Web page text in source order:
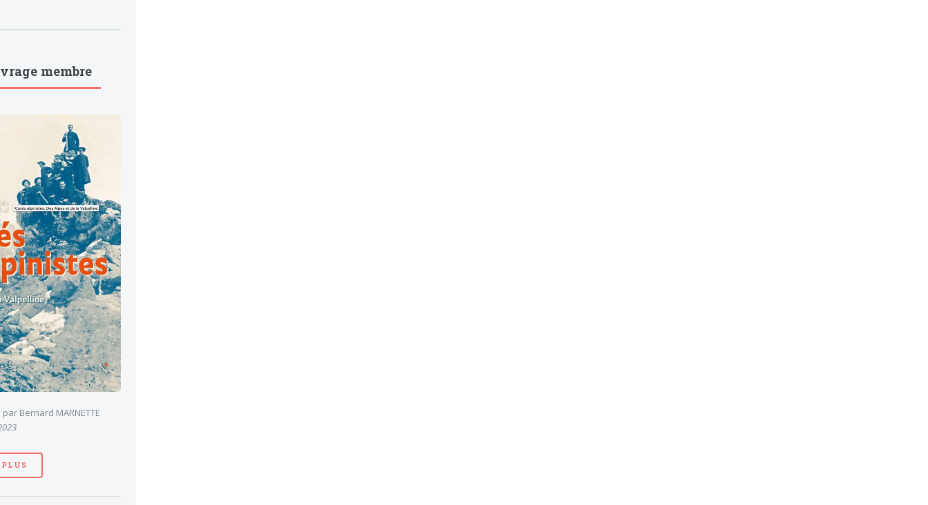
membre
Bernard MARNETTE
PLUS